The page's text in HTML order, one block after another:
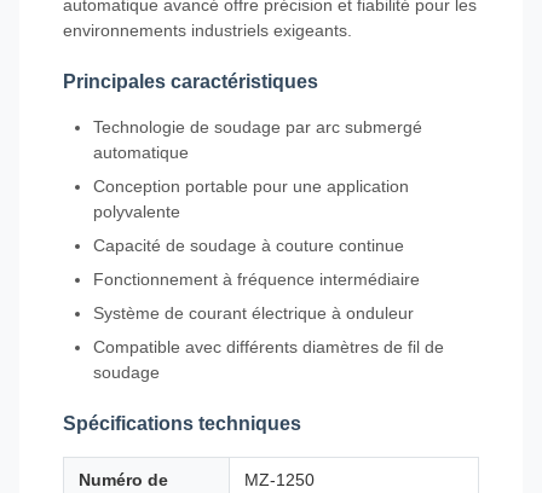
automatique avancé offre précision et fiabilité pour les
environnements industriels exigeants.
Principales caractéristiques
Technologie de soudage par arc submergé
automatique
Conception portable pour une application
polyvalente
Capacité de soudage à couture continue
Fonctionnement à fréquence intermédiaire
Système de courant électrique à onduleur
Compatible avec différents diamètres de fil de
soudage
Spécifications techniques
Numéro de MZ-1250